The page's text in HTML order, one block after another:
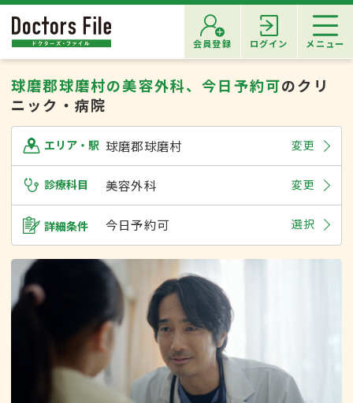
会員登録 ログイン メニュー
球磨郡球磨村の美容外科、今日予約可のクリ
ニック・病院
エリア・駅 球磨郡球磨村 変更
診療科目 美容外科 変更
詳細条件 今日予約可 選択